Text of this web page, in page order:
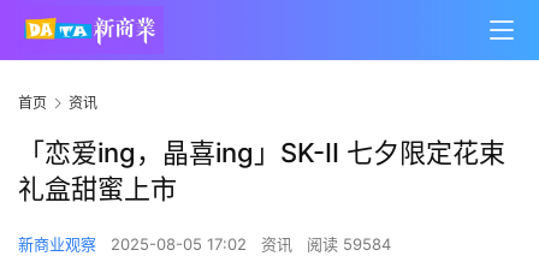
首页 资讯
「恋爱ing，晶喜ing」SK-II 七夕限定花束
礼盒甜蜜上市
新商业观察 2025-08-05 17:02 资讯 阅读 59584